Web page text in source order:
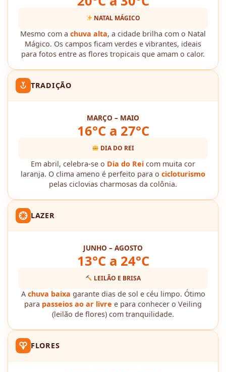
NATAL MÁGICO
Mesmo com a chuva alta, a cidade brilha com o Natal
Mágico. Os campos ficam verdes e vibrantes, ideais
para fotos entre as flores tropicais que amam o calor.
TRADIÇÃO
MARÇO – MAIO
16°C a 27°C
DIA DO REI
Em abril, celebra-se o Dia do Rei com muita cor
laranja. O clima ameno é perfeito para o cicloturismo
pelas ciclovias charmosas da colônia.
LAZER
JUNHO – AGOSTO
13°C a 24°C
LEILÃO E BRISA
A chuva baixa garante dias de sol e céu limpo. Ótimo
para passeios ao ar livre e para conhecer o Veiling
(leilão de flores) com tranquilidade.
FLORES